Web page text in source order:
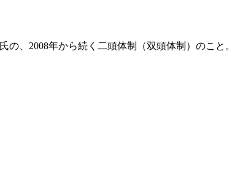
、2008年から続く二頭体制（双頭体制）のこと。